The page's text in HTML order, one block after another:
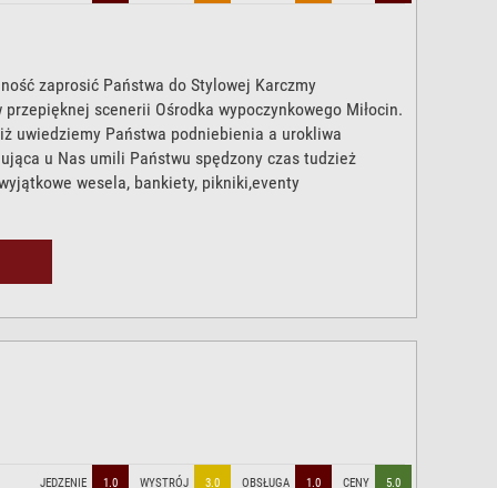
zaprosić Państwa do Stylowej Karczmy
scenerii Ośrodka wypoczynkowego Miłocin.
uwiedziemy Państwa podniebienia a urokliwa
u Nas umili Państwu spędzony czas tudzież
wesela, bankiety, pikniki,eventy
JEDZENIE 1.0 WYSTRÓJ 3.0 OBSŁUGA 1.0 CENY 5.0